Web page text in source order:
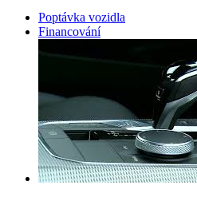
Poptávka vozidla
Financování